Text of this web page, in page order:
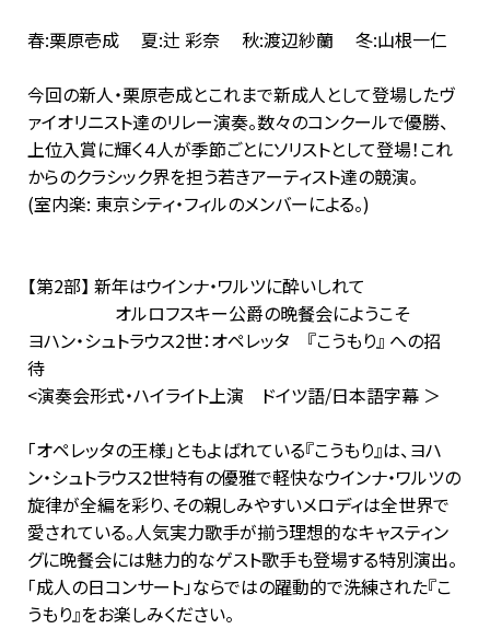
春:栗原壱成 夏:辻 彩奈 秋:渡辺紗蘭 冬:山根一仁
今回の新人・栗原壱成とこれまで新成人として登場したヴ
ァイオリニスト達のリレー演奏。数々のコンクールで優勝、
上位入賞に輝く４人が季節ごとにソリストとして登場！これ
からのクラシック界を担う若きアーティスト達の競演。
(室内楽: 東京シティ・フィルのメンバーによる。)
【第2部】 新年はウインナ・ワルツに酔いしれて
オルロフスキー公爵の晩餐会にようこそ
ヨハン・シュトラウス2世：オペレッタ 『こうもり』 への招
待
<演奏会形式・ハイライト上演 ドイツ語/日本語字幕 ＞
「オペレッタの王様」ともよばれている『こうもり』は、ヨハ
ン・シュトラウス2世特有の優雅で軽快なウインナ・ワルツの
旋律が全編を彩り、その親しみやすいメロディは全世界で
愛されている。人気実力歌手が揃う理想的なキャスティン
グに晩餐会には魅力的なゲスト歌手も登場する特別演出。
「成人の日コンサート」ならではの躍動的で洗練された『こ
うもり』をお楽しみください。